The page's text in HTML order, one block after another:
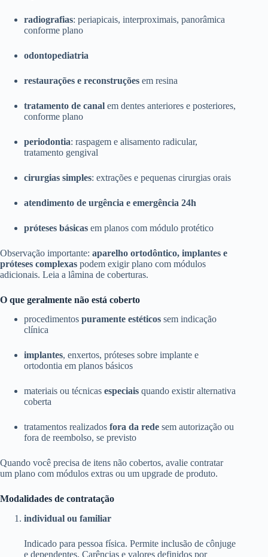
radiografias: periapicais, interproximais, panorâmica
conforme plano
odontopediatria
restaurações e reconstruções em resina
tratamento de canal em dentes anteriores e posteriores,
conforme plano
periodontia: raspagem e alisamento radicular,
tratamento gengival
cirurgias simples: extrações e pequenas cirurgias orais
atendimento de urgência e emergência 24h
próteses básicas em planos com módulo protético
Observação importante: aparelho ortodôntico, implantes e
próteses complexas podem exigir plano com módulos
adicionais. Leia a lâmina de coberturas.
O que geralmente não está coberto
procedimentos puramente estéticos sem indicação
clínica
implantes, enxertos, próteses sobre implante e
ortodontia em planos básicos
materiais ou técnicas especiais quando existir alternativa
coberta
tratamentos realizados fora da rede sem autorização ou
fora de reembolso, se previsto
Quando você precisa de itens não cobertos, avalie contratar
um plano com módulos extras ou um upgrade de produto.
Modalidades de contratação
individual ou familiar
Indicado para pessoa física. Permite inclusão de cônjuge
e dependentes. Carências e valores definidos por